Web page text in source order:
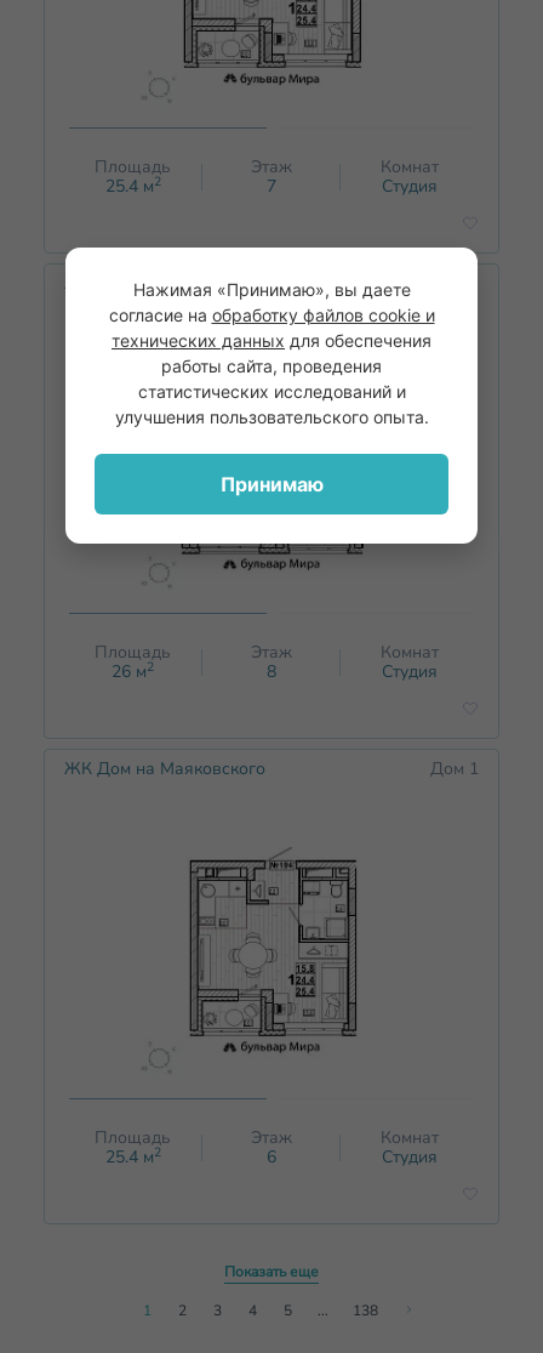
Площадь
25.4м2
Этаж
7
Комнат
Студия
ЖК Дом на Маяковского
Площадь
26 м2
Этаж
8
Комнат
Студия
ЖК Дом на Маяковского Дом 1
Площадь
25.4м2
Этаж
6
Комнат
Студия
Показать еще
1
2 3 4 5 ... 138
Нажимая «Принимаю», вы даете
согласие на обработку файлов cookie и
технических данных для обеспечения
работы сайта, проведения
статистических исследований и
улучшения пользовательского опыта.
Принимаю